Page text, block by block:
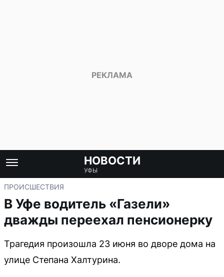
НОВОСТИ
УФЫ
ПРОИСШЕСТВИЯ
В Уфе водитель «Газели»
дважды переехал пенсионерку
Трагедия произошла 23 июня во дворе дома на
улице Степана Халтурина.